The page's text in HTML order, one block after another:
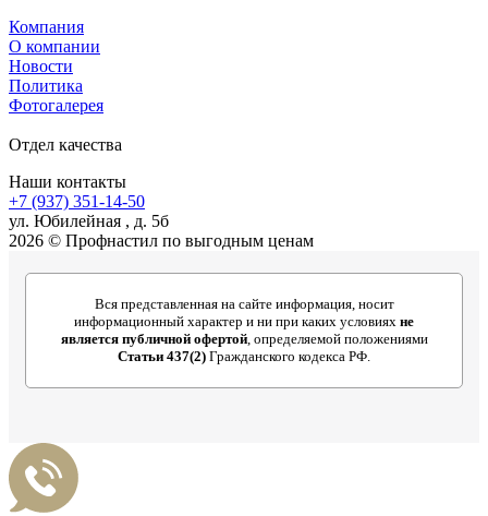
Компания
О компании
Новости
Политика
Фотогалерея
Отдел качества
Наши контакты
+7 (937) 351-14-50
ул. Юбилейная , д. 5б
2026 © Профнастил по выгодным ценам
Вся представленная на сайте информация, носит
информационный характер и ни при каких условиях не
является публичной офертой, определяемой положениями
Статьи 437(2) Гражданского кодекса РФ.